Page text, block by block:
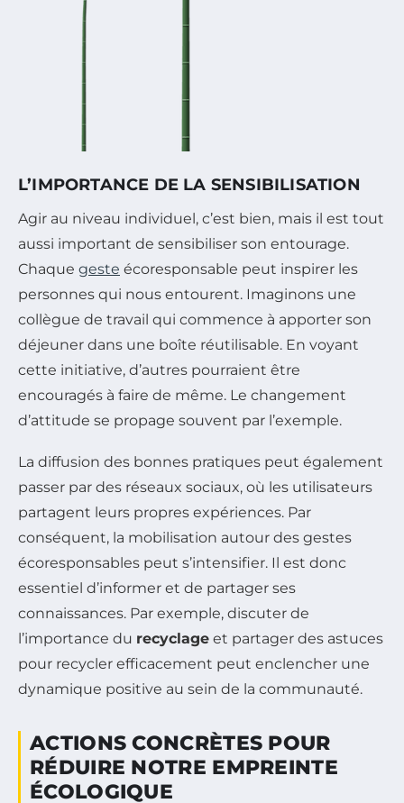
L’IMPORTANCE DE LA SENSIBILISATION
Agir au niveau individuel, c’est bien, mais il est tout
aussi important de sensibiliser son entourage.
Chaque geste écoresponsable peut inspirer les
personnes qui nous entourent. Imaginons une
collègue de travail qui commence à apporter son
déjeuner dans une boîte réutilisable. En voyant
cette initiative, d’autres pourraient être
encouragés à faire de même. Le changement
d’attitude se propage souvent par l’exemple.
La diffusion des bonnes pratiques peut également
passer par des réseaux sociaux, où les utilisateurs
partagent leurs propres expériences. Par
conséquent, la mobilisation autour des gestes
écoresponsables peut s’intensifier. Il est donc
essentiel d’informer et de partager ses
connaissances. Par exemple, discuter de
l’importance du recyclage et partager des astuces
pour recycler efficacement peut enclencher une
dynamique positive au sein de la communauté.
ACTIONS CONCRÈTES POUR
RÉDUIRE NOTRE EMPREINTE
ÉCOLOGIQUE